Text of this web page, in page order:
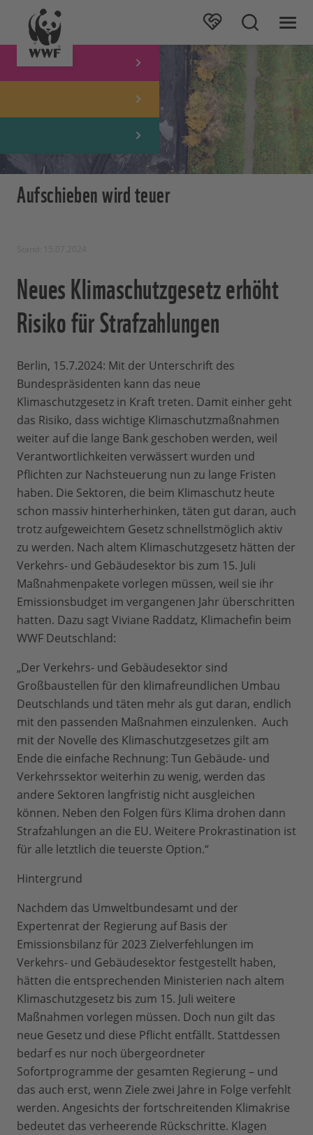
Aufschieben wird teuer
Neues Klimaschutzgesetz erhöht
Risiko für Strafzahlungen
Berlin, 15.7.2024: Mit der Unterschrift des
Bundespräsidenten kann das neue
Klimaschutzgesetz in Kraft treten. Damit einher geht
das Risiko, dass wichtige Klimaschutzmaßnahmen
weiter auf die lange Bank geschoben werden, weil
Verantwortlichkeiten verwässert wurden und
Pflichten zur Nachsteuerung nun zu lange Fristen
haben. Die Sektoren, die beim Klimaschutz heute
schon massiv hinterherhinken, täten gut daran, auch
trotz aufgeweichtem Gesetz schnellstmöglich aktiv
zu werden. Nach altem Klimaschutzgesetz hätten der
Verkehrs- und Gebäudesektor bis zum 15. Juli
Maßnahmenpakete vorlegen müssen, weil sie ihr
Emissionsbudget im vergangenen Jahr überschritten
hatten. Dazu sagt Viviane Raddatz, Klimachefin beim
WWF Deutschland:
„Der Verkehrs- und Gebäudesektor sind
Großbaustellen für den klimafreundlichen Umbau
Deutschlands und täten mehr als gut daran, endlich
mit den passenden Maßnahmen einzulenken. Auch
mit der Novelle des Klimaschutzgesetzes gilt am
Ende die einfache Rechnung: Tun Gebäude- und
Verkehrssektor weiterhin zu wenig, werden das
andere Sektoren langfristig nicht ausgleichen
können. Neben den Folgen fürs Klima drohen dann
Strafzahlungen an die EU. Weitere Prokrastination ist
für alle letztlich die teuerste Option.“
Hintergrund
Nachdem das Umweltbundesamt und der
Expertenrat der Regierung auf Basis der
Emissionsbilanz für 2023 Zielverfehlungen im
Verkehrs- und Gebäudesektor festgestellt haben,
hätten die entsprechenden Ministerien nach altem
Klimaschutzgesetz bis zum 15. Juli weitere
Maßnahmen vorlegen müssen. Doch nun gilt das
neue Gesetz und diese Pflicht entfällt. Stattdessen
bedarf es nur noch übergeordneter
Sofortprogramme der gesamten Regierung – und
das auch erst, wenn Ziele zwei Jahre in Folge verfehlt
werden. Angesichts der fortschreitenden Klimakrise
bedeutet das verheerende Rückschritte. Klagen